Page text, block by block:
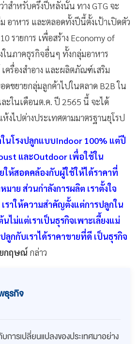
าสำหรับครึ่งปีหลังนั้น ทาง GTG จะ
อาหาร และตลอดทั้งปีนี้ตั้งเป้าเปิดตัว
รายการ เพื่อสร้าง Economy of
นภาคธุรกิจอื่นๆ ทั้งกลุ่มอาหาร
ครื่องสำอาง และผลิตภัณฑ์เสริม
ดขยายกลุ่มลูกค้าไปในตลาด B2B ใน
ะในเดือนต.ค. ปี 2565 นี้ จะได้
งไปต่างประเทศตามมาตรฐานยุโรป
นโรงปลูกแบบIndoor 100% แต่ปี
และOutdoor เพื่อใช้ใน
ห้สอดคล้องกับผู้ใช้ให้ได้ราคาที่
มาย ส่วนกำลังการผลิต เราตั้งใจ
ราให้ความสำคัญตั้งแต่การปลูกใน
ไม่แต่เราเป็นธุรกิจเพาะเลี้ยงแม่
กกับเราได้ราคาขายที่ดี เป็นธุรกิจ
กฤษณ์ กล่าว
ธุรกิจ
การเปลี่ยนแปลงของประเทศมาอย่าง